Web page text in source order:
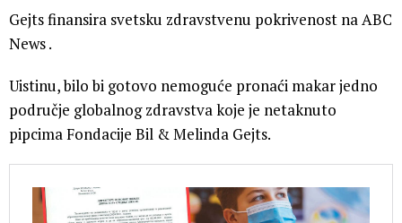
Gejts finansira svetsku zdravstvenu pokrivenost na ABC
News .
Uistinu, bilo bi gotovo nemoguće pronaći makar jedno
područje globalnog zdravstva koje je netaknuto
pipcima Fondacije Bil & Melinda Gejts.